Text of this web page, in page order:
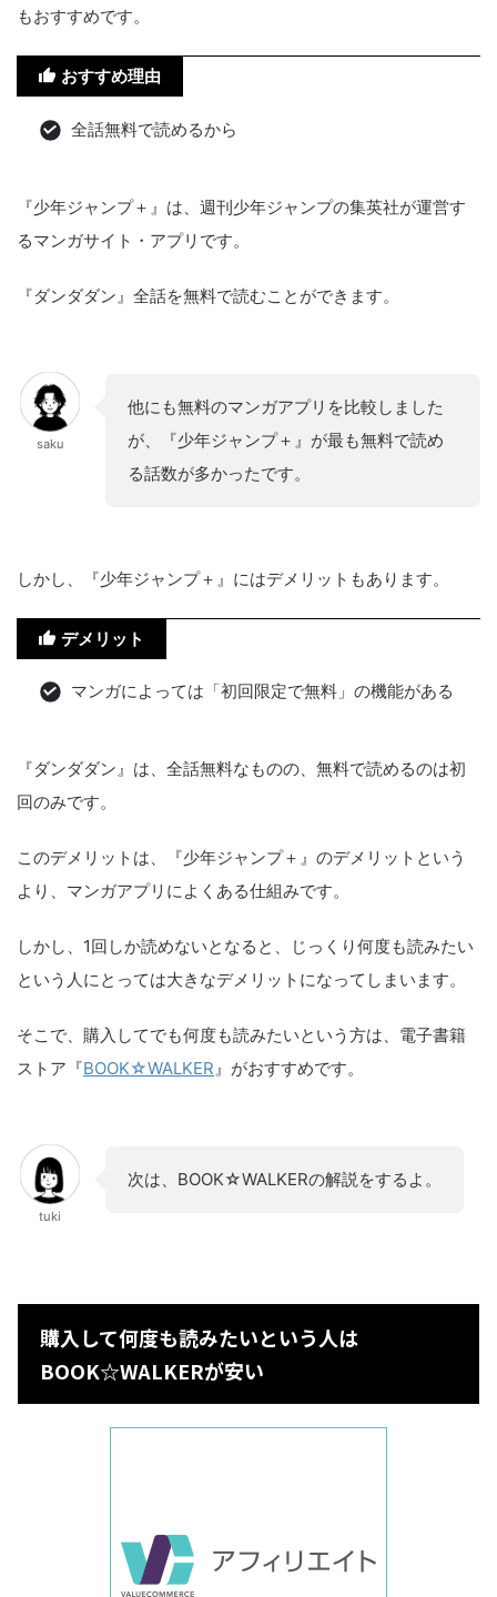
もおすすめです。
おすすめ理由
全話無料で読めるから
『少年ジャンプ＋』は、週刊少年ジャンプの集英社が運営す
るマンガサイト・アプリです。
『ダンダダン』全話を無料で読むことができます。
saku
他にも無料のマンガアプリを比較しました
が、『少年ジャンプ＋』が最も無料で読め
る話数が多かったです。
しかし、『少年ジャンプ＋』にはデメリットもあります。
デメリット
マンガによっては「初回限定で無料」の機能がある
『ダンダダン』は、全話無料なものの、無料で読めるのは初
回のみです。
このデメリットは、『少年ジャンプ＋』のデメリットという
より、マンガアプリによくある仕組みです。
しかし、1回しか読めないとなると、じっくり何度も読みたい
という人にとっては大きなデメリットになってしまいます。
そこで、購入してでも何度も読みたいという方は、電子書籍
ストア『BOOK☆WALKER』がおすすめです。
tuki
次は、BOOK☆WALKERの解説をするよ。
購入して何度も読みたいという人は
BOOK☆WALKERが安い